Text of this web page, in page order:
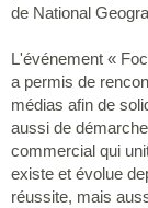
de National
L'événement «
a permis de
médias afin de
aussi de
commercial qui
existe et évolue
réussite, mais